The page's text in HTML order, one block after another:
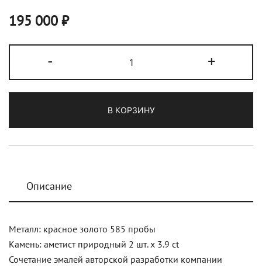
195 000₽
-
товара
Серьги
4
см
красное
+
В КОРЗИНУ
Описание
Металл: красное золото 585 пробы
Камень: аметист природный 2 шт. х 3.9 ct
Сочетание эмалей авторской разработки компании